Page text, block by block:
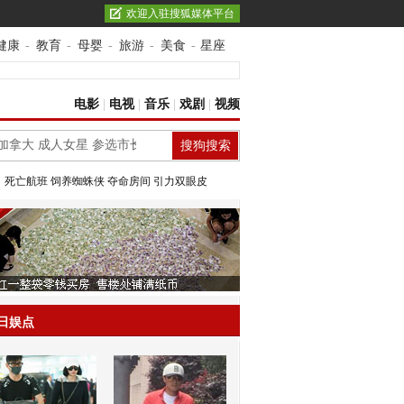
欢迎入驻搜狐媒体平台
康 - 教育 - 母婴 - 旅游 - 美食 - 星座
电影 电视| 音乐 戏剧 视频
死亡航班 饲养蜘蛛侠 夺命房间 引力双眼皮
娱点